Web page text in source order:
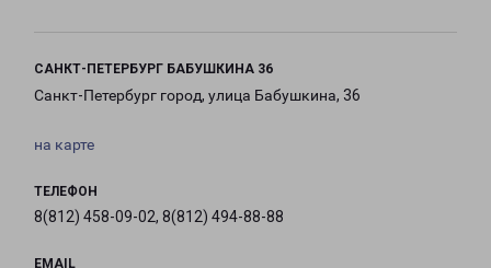
САНКТ-ПЕТЕРБУРГ БАБУШКИНА 36
Санкт-Петербург город, улица Бабушкина, 36
на карте
ТЕЛЕФОН
8(812) 458-09-02, 8(812) 494-88-88
EMAIL